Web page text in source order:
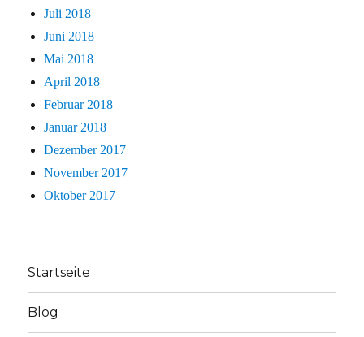
Juli 2018
Juni 2018
Mai 2018
April 2018
Februar 2018
Januar 2018
Dezember 2017
November 2017
Oktober 2017
Startseite
Blog